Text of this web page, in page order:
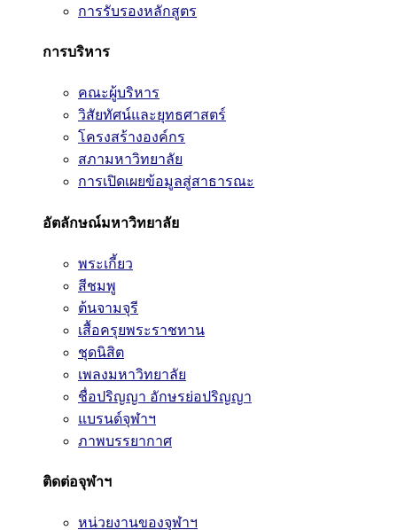
การรับรองหลักสูตร
การบริหาร
คณะผู้บริหาร
วิสัยทัศน์และยุทธศาสตร์
โครงสร้างองค์กร
สภามหาวิทยาลัย
การเปิดเผยข้อมูลสู่สาธารณะ
อัตลักษณ์มหาวิทยาลัย
พระเกี้ยว
สีชมพู
ต้นจามจุรี
เสื้อครุยพระราชทาน
ชุดนิสิต
เพลงมหาวิทยาลัย
ชื่อปริญญา อักษรย่อปริญญา
แบรนด์จุฬาฯ
ภาพบรรยากาศ
ติดต่อจุฬาฯ
หน่วยงานของจุฬาฯ